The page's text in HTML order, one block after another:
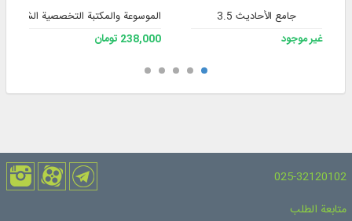
جامع الأحاديث 3.5
غير موجود
الموسوعة والمكتبة التخصصية الشاملة
238,000 تومان
025-32120102
متابعة الطلب